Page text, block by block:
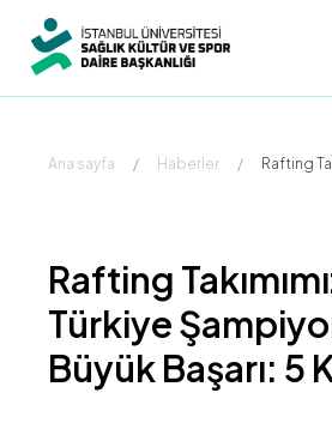
Ana sayfa / Haberler / Rafting
Rafting
Türkiye
Büyük Başarı: 5